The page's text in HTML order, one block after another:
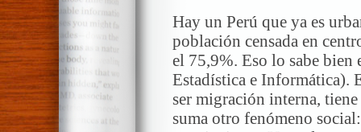
Hay un Perú que ya es
población censada en
el 75,9%. Eso lo sabe
Estadística e Informática).
ser migración interna, tiene
suma otro fenómeno